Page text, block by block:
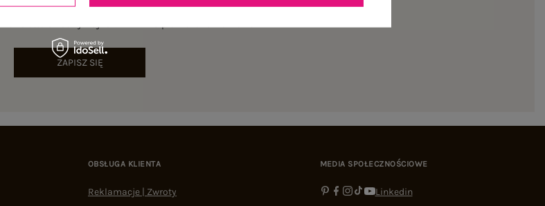
ZAPISZ SIĘ
OBSŁUGA KLIENTA
Reklamacje | Zwroty
MEDIA SPOŁECZNOŚCIOWE
Linkedin